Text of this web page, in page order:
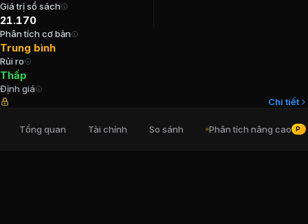
Kế toán trưởng
Chủ tịch Hội đồng Quản trị
Trưởng Ban kiểm soát
Thành viên Ban kiểm soát
Cổ đông lớn Cổ phiếu CTCP Sách
Giá trị sổ sách
21.170
Phân tích cơ bản
Trung bình
Rủi ro
Thấp
Định giá
Chi tiết
Tổng quan Tài chính So sánh Phân tích nâng cao PRO